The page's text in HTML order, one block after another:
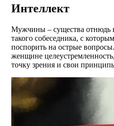
Интеллект
Мужчины – существа отнюдь
такого собеседника, с
поспорить на острые
женщине
точку зрения и свои